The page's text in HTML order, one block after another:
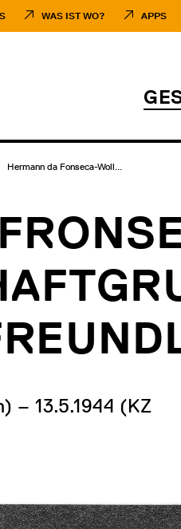
WAS IST WO? APPS
Hermann da Fonseca-Woll...
– 13.5.1944 (KZ